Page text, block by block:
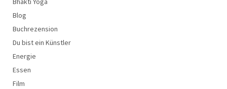
Blog
Buchrezension
Du bist ein Künstler
Energie
Essen
Film